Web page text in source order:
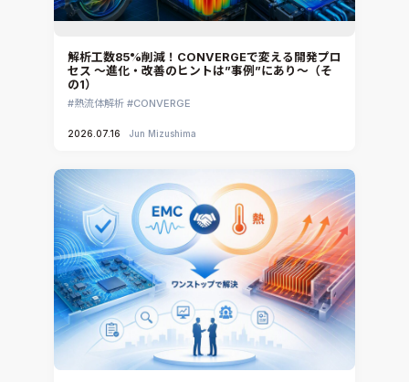
解析工数85%削減！CONVERGEで変える開発プロ
セス ～進化・改善のヒントは”事例”にあり～（そ
の1）
熱流体解析 CONVERGE
2026.07.16 Jun Mizushima